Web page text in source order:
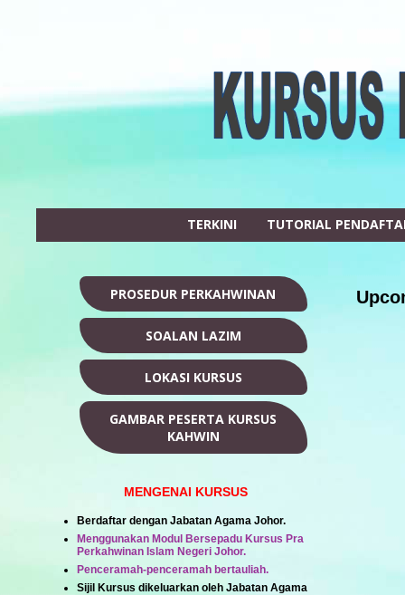
TERKINI TUTORIAL
PROSEDUR PERKAHWINAN
SOALAN LAZIM
LOKASI KURSUS
GAMBAR PESERTA KURSUS
KAHWIN
MENGENAI KURSUS
Berdaftar dengan Jabatan Agama Johor.
Menggunakan Modul Bersepadu Kursus Pra
Perkahwinan Islam Negeri Johor.
Penceramah-penceramah bertauliah.
Sijil Kursus dikeluarkan oleh Jabatan Agama